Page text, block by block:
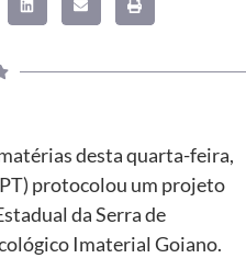
desta quarta-feira,
protocolou um projeto
da Serra de
Imaterial Goiano.